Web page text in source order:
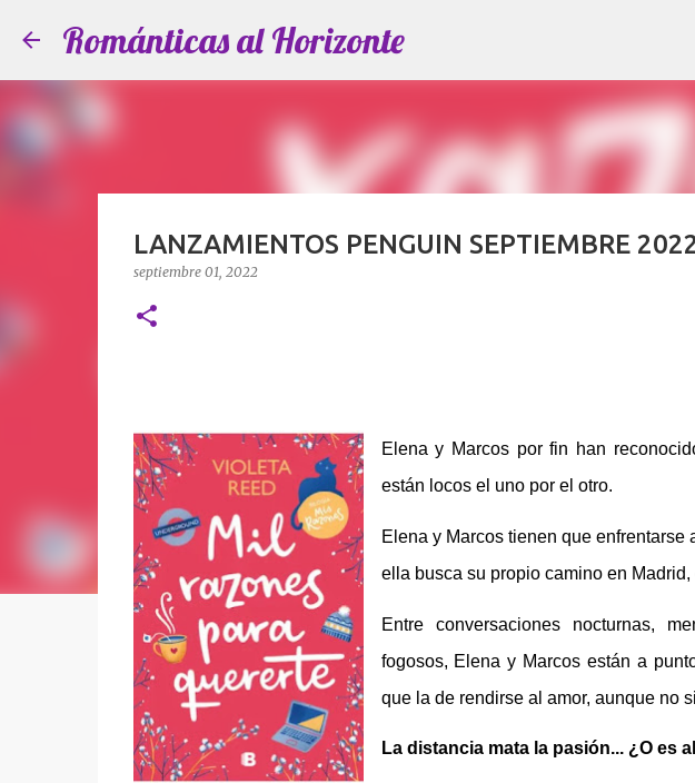
Románticas al Horizonte
LANZAMIENTOS PENGUIN SEPTIEMBRE
septiembre 01, 2022
Elena y Marcos por fin han
están locos el uno por el otro.
Elena y Marcos tienen que
ella busca su propio camino en
Entre conversaciones nocturnas,
fogosos, Elena y Marcos están a
que la de rendirse al amor, aunque no
La distancia mata la pasión... ¿O es